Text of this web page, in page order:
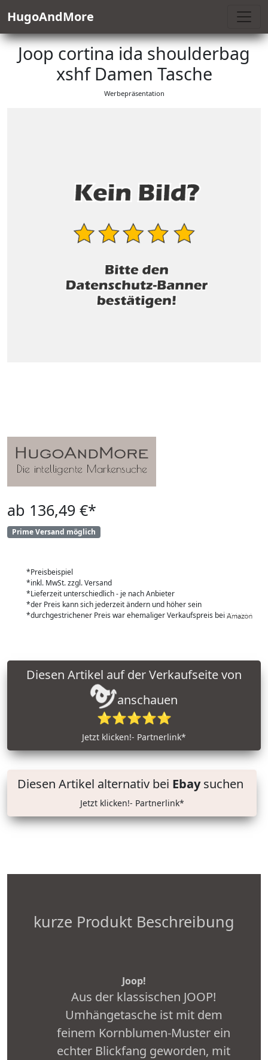
HugoAndMore
Joop cortina ida shoulderbag
xshf Damen Tasche
Werbepräsentation
ab 136,49 €*
Prime Versand möglich
*Preisbeispiel
*inkl. MwSt. zzgl. Versand
*Lieferzeit unterschiedlich - je nach Anbieter
*der Preis kann sich jederzeit ändern und höher sein
*durchgestrichener Preis war ehemaliger Verkaufspreis bei
anschauen
⭐⭐⭐⭐⭐
Jetzt klicken!- Partnerlink*
Diesen Artikel alternativ bei Ebaysuchen
Jetzt klicken!- Partnerlink*
kurze Produkt Beschreibung
Joop!
Aus der klassischen JOOP!
Umhängetasche ist mit dem
feinem Kornblumen-Muster ein
echter Blickfang geworden, mit